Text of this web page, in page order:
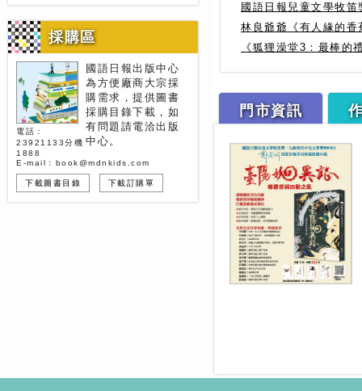
採購區
國語日報出版中心
為方便廠商大宗採
購需求，提供圖書
採購目錄下載，如
有問題請電洽出版
中心。
電話：
23921133分機
1888
E-mail：book@mdnkids.com
下載圖書目錄 下載訂購單
國語日報兒童文學牧
林良爺爺《有人緣的
《狐狸澡堂3：最棒的
門市資訊